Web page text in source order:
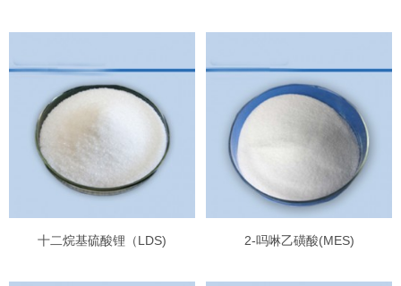
十二烷基硫酸锂（LDS) 2-吗啉乙磺酸(MES)